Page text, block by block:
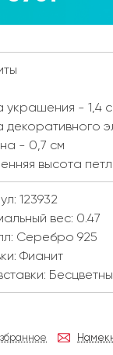
украшения - 1,4
декоративного
- 0,7 см
высота
123932
вес: 0.47
Серебро 925
Фианит